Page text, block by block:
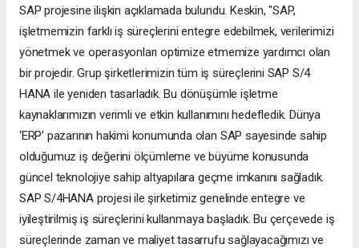
SAP projesine ilişkin açıklamada bulundu. Keskin, "SAP,
işletmemizin farklı iş süreçlerini entegre edebilmek, verilerimizi
yönetmek ve operasyonları optimize etmemize yardımcı olan
bir projedir. Grup şirketlerimizin tüm iş süreçlerini SAP S/4
HANA ile yeniden tasarladık. Bu dönüşümle işletme
kaynaklarımızın verimli ve etkin kullanımını hedefledik. Dünya
‘ERP’ pazarının hakimi konumunda olan SAP sayesinde sahip
olduğumuz iş değerini ölçümleme ve büyüme konusunda
güncel teknolojiye sahip altyapılara geçme imkanını sağladık.
SAP S/4HANA projesi ile şirketimiz genelinde entegre ve
iyileştirilmiş iş süreçlerini kullanmaya başladık. Bu çerçevede iş
süreçlerinde zaman ve maliyet tasarrufu sağlayacağımızı ve